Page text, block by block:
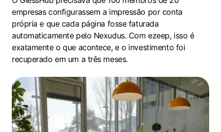
empresas configurassem a impressão por conta
própria e que cada página fosse faturada
automaticamente pelo Nexudus. Com ezeep, isso é
exatamente o que acontece, e o investimento foi
recuperado em um a três meses.